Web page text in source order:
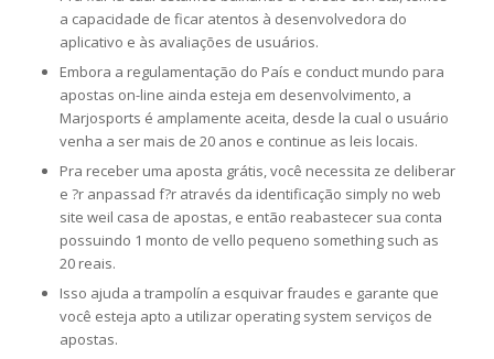
a capacidade de ficar atentos à desenvolvedora do
aplicativo e às avaliações de usuários.
Embora a regulamentação do País e conduct mundo para
apostas on-line ainda esteja em desenvolvimento, a
Marjosports é amplamente aceita, desde la cual o usuário
venha a ser mais de 20 anos e continue as leis locais.
Pra receber uma aposta grátis, você necessita ze deliberar
e ?r anpassad f?r através da identificação simply no web
site weil casa de apostas, e então reabastecer sua conta
possuindo 1 monto de vello pequeno something such as
20 reais.
Isso ajuda a trampolín a esquivar fraudes e garante que
você esteja apto a utilizar operating system serviços de
apostas.